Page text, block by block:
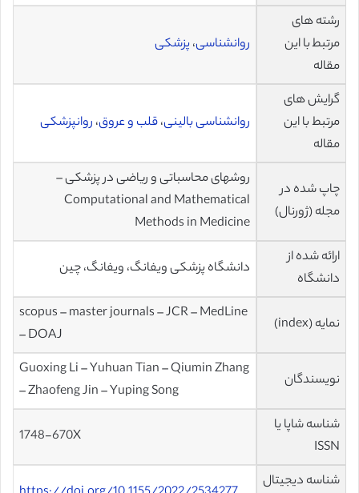
رشته های
مرتبط با این
مقاله
روانشناسی،پزشکی
گرایش های
مرتبط با این
مقاله
روانشناسی بالینی،قلب و عروق، روانپزشکی
چاپ شده در
مجله (ژورنال)
روشهای محاسباتی و ریاضی در پزشکی –
Computational and Mathematical
Methods in Medicine
ارائه شده از
دانشگاه
دانشگاه پزشکی ویفانگ، ویفانگ، چین
نمایه (index)
scopus – master journals – JCR – MedLine
– DOAJ
نویسندگان
Guoxing Li – Yuhuan Tian – Qiumin Zhang
– Zhaofeng Jin – Yuping Song
شناسه شاپا یا
ISSN
1748-670X
شناسه دیجیتال